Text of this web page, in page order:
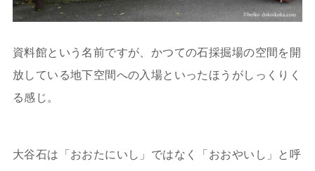
資料館という名前ですが、かつての石採掘場の空間を開
放している地下空間への入場といったほうがしっくりく
る感じ。
大谷石は「おおたにいし」ではなく「おおやいし」と呼